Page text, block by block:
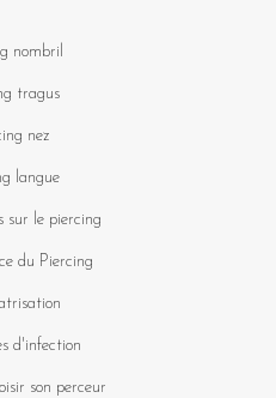
nombril
tragus
nez
langue
sur le piercing
du Piercing
d'infection
son perceur